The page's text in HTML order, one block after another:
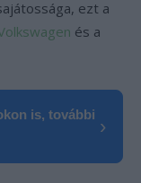
ezt a
és a
is, további
›